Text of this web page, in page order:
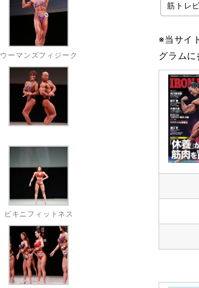
ウーマンズフィジーク
ビキニフィットネス
筋トレ
※当サイ
グラム